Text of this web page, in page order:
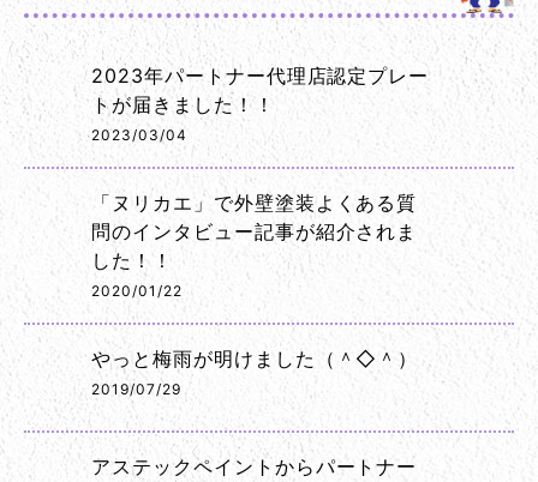
2023年パートナー代理店認定プレー
トが届きました！！
2023/03/04
「ヌリカエ」で外壁塗装よくある質
問のインタビュー記事が紹介されま
した！！
2020/01/22
やっと梅雨が明けました（＾◇＾）
2019/07/29
アステックペイントからパートナー